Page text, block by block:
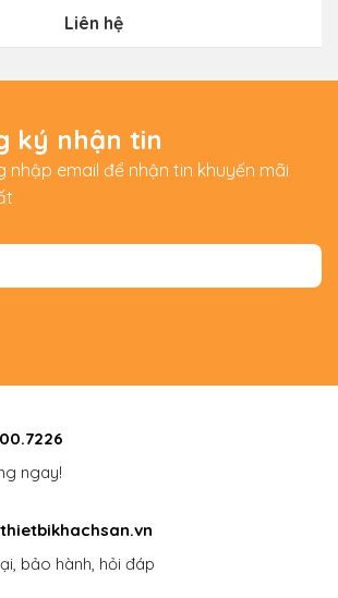
Liên hệ
ký nhận tin
nhập email để nhận tin khuyến mãi
ngay!
bảo hành, hỏi đáp